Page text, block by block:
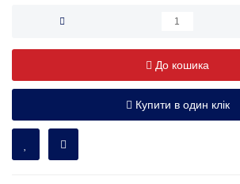
До кошика
Купити в один клік